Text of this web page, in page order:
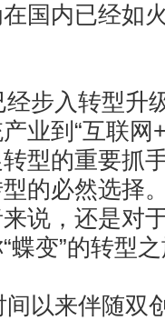
国内已经如
入转型升
业到“互联网
型的重要抓
的必然选择
说，还是对
蝶变”的转型
来伴随双